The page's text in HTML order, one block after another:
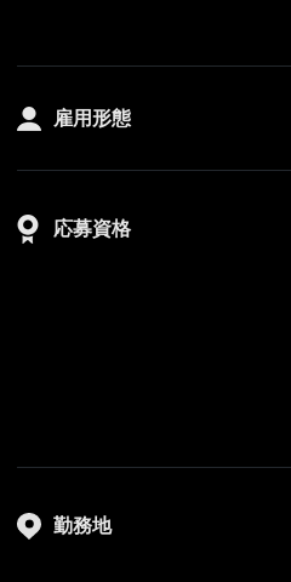
雇用形態
応募資格
勤務地